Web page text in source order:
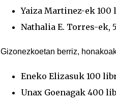
Yaiza Martinez-ek 100
Nathalia E. Torres-ek,
Gizonezkoetan berriz,
Eneko Elizasuk 100
Unax Goenagak 400